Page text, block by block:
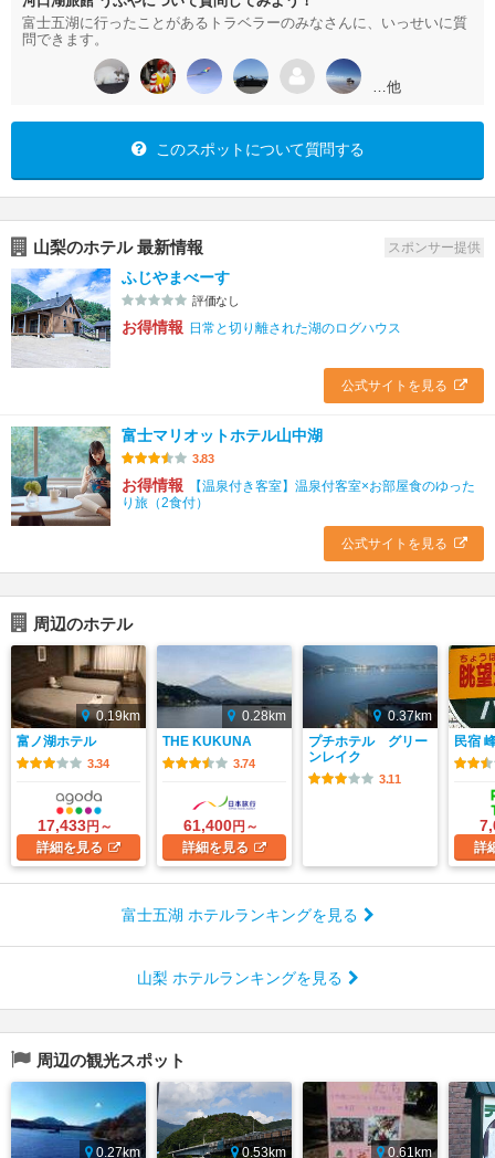
富士五湖に行ったことがあるトラベラーのみなさんに、いっせいに質
問できます。
…他
このスポットについて質問する
山梨のホテル 最新情報 スポンサー提供
ふじやまべーす
評価なし
お得情報 日常と切り離された湖のログハウス
公式サイトを見る
富士マリオットホテル山中湖
3.83
お得情報
【温泉付き客室】温泉付客室×お部屋食のゆった
り旅（2食付）
公式サイトを見る
周辺のホテル
0.19km
富ノ湖ホテル
3.34
17,433円～
詳細を見る
0.28km
THE KUKUNA
3.74
61,400円～
詳細を見る
0.37km
プチホテル グリー
ンレイク
3.11
民宿
詳
富士五湖 ホテルランキングを見る
山梨 ホテルランキングを見る
周辺の観光スポット
0.27km
0.53km
0.61km